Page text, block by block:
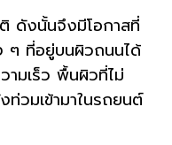
ดังนั้นจึงมีโอกาสที่
ๆ ที่อยู่บนผิวถนนได้
ามเร็ว พื้นผิวที่ไม่
วมเข้ามาในรถยนต์